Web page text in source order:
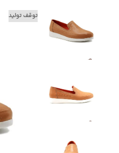
توقف تولید